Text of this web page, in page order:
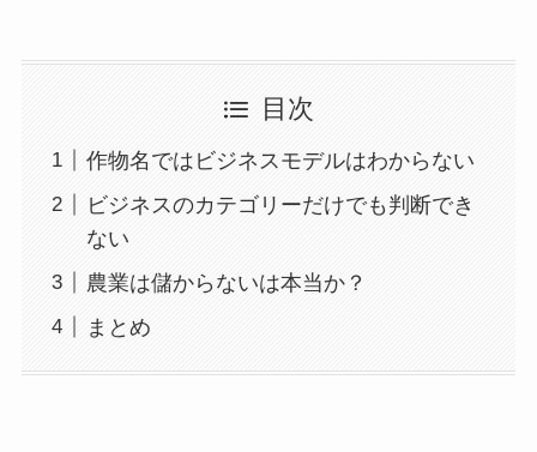
目次
作物名ではビジネスモデルはわからない
ビジネスのカテゴリーだけでも判断でき
ない
農業は儲からないは本当か？
まとめ